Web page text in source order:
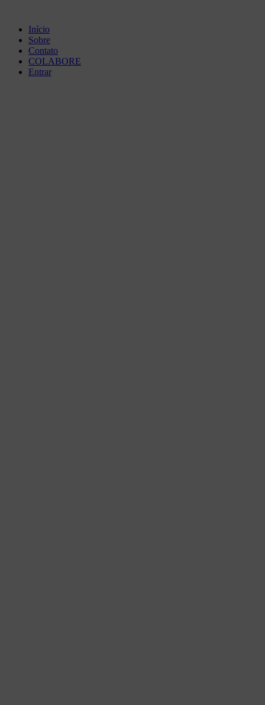
postsInício
Sobre
Contato
COLABORE
Entrar